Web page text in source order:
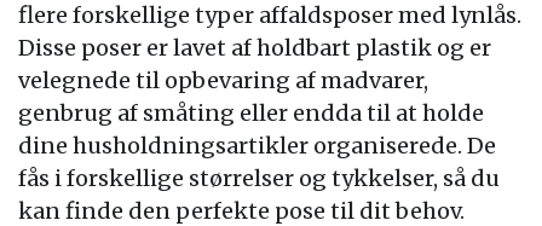
flere forskellige typer affaldsposer med lynlås.
Disse poser er lavet af holdbart plastik og er
velegnede til opbevaring af madvarer,
genbrug af småting eller endda til at holde
dine husholdningsartikler organiserede. De
fås i forskellige størrelser og tykkelser, så du
kan finde den perfekte pose til dit behov.